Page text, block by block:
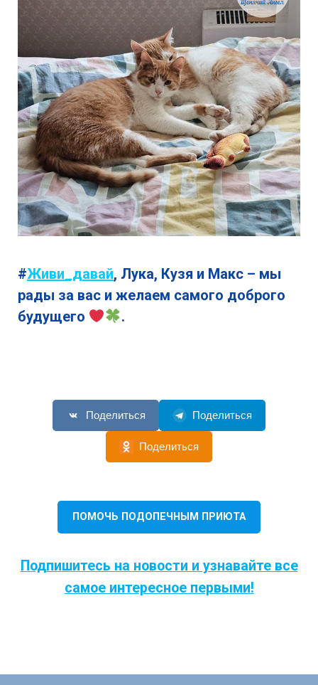
#Живи_давай, Лука, Кузя и Макс – мы
рады за вас и желаем самого доброго
будущего
.
Поделиться Поделиться
Поделиться
ПОМОЧЬ ПОДОПЕЧНЫМ ПРИЮТА
Подпишитесь на новости и узнавайте все
самое интересное первыми!